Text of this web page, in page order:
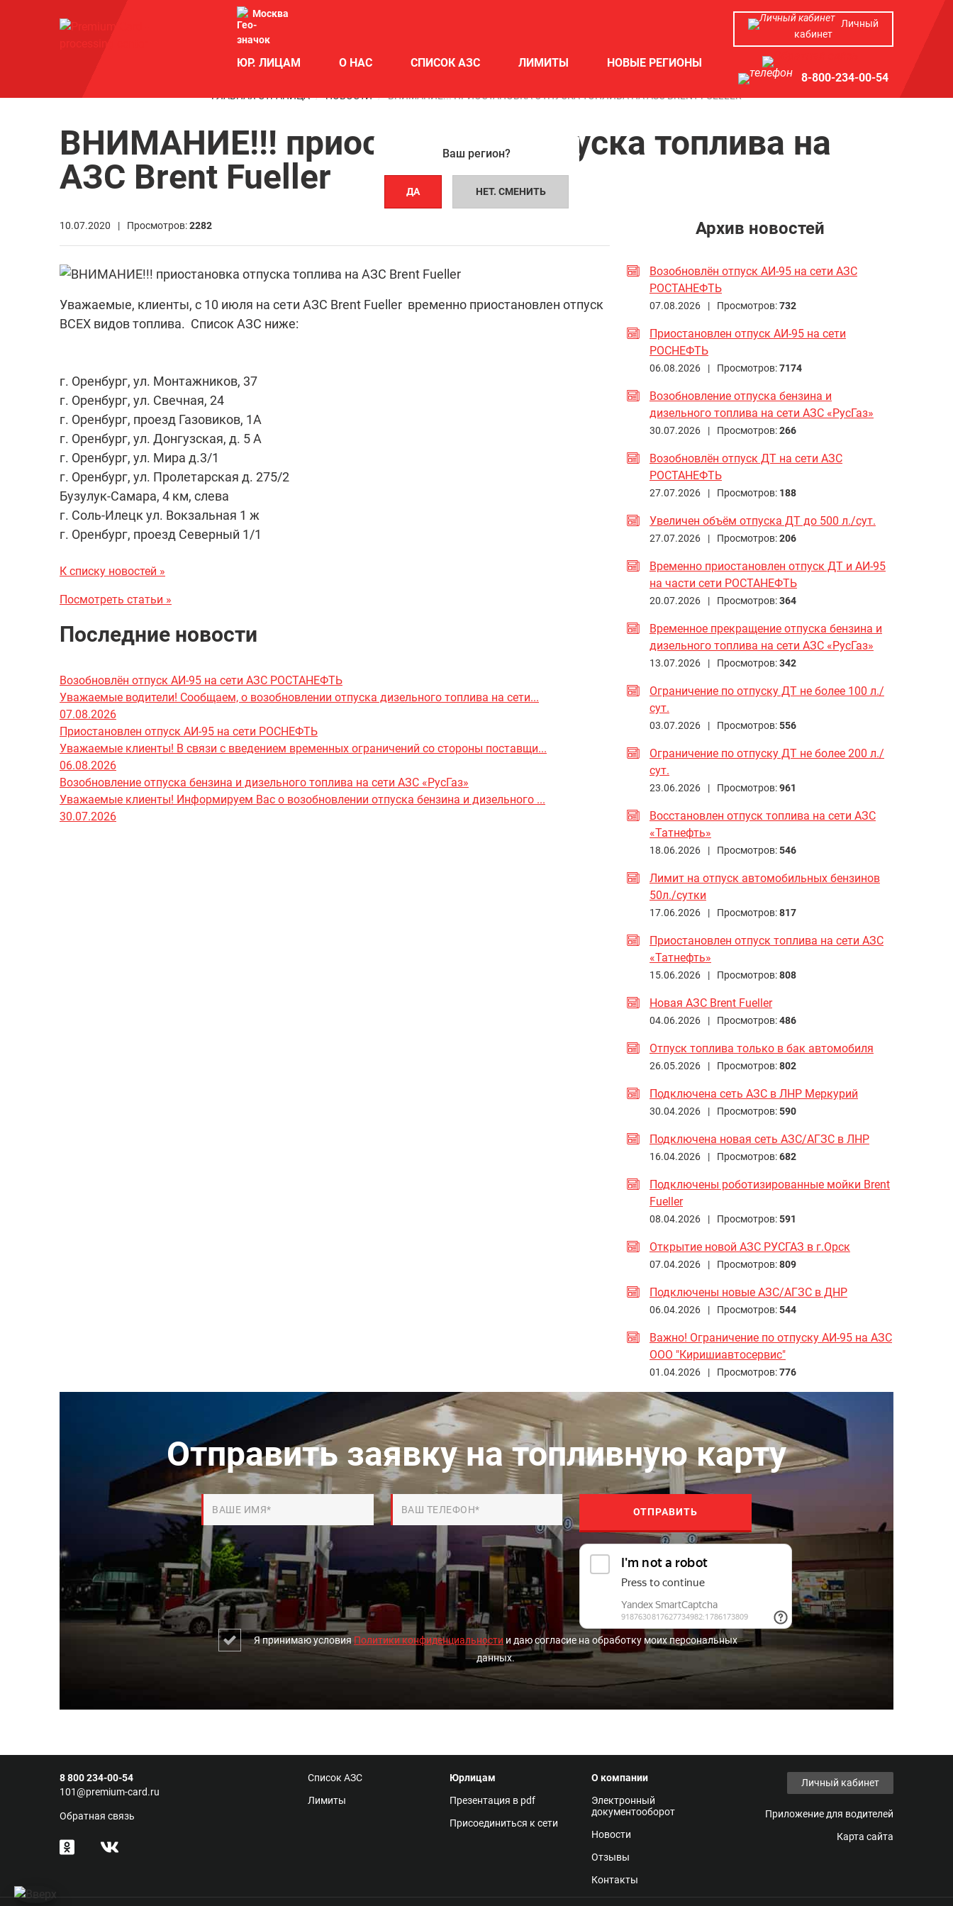
Ваш регион?
ДА НЕТ. СМЕНИТЬ
Москва
ЮР. ЛИЦАМ О НАС СПИСОК АЗС ЛИМИТЫ НОВЫЕ РЕГИОНЫ
Личный
кабинет
8-800-234-00-54
ГЛАВНАЯ СТРАНИЦА НОВОСТИ ВНИМАНИЕ!!! ПРИОСТАНОВКА ОТПУСКА ТОПЛИВА НА АЗС BRENT FUELLER
ВНИМАНИЕ!!! приостановка отпуска топлива на
АЗС Brent Fueller
10.07.2020 | Просмотров:2282
Уважаемые, клиенты, с 10 июля на сети АЗС Brent Fueller временно приостановлен отпуск
ВСЕХ видов топлива. Список АЗС ниже:
г. Оренбург, ул. Монтажников, 37
г. Оренбург, ул. Свечная, 24
г. Оренбург, проезд Газовиков, 1А
г. Оренбург, ул. Донгузская, д. 5 А
г. Оренбург, ул. Мира д.3/1
г. Оренбург, ул. Пролетарская д. 275/2
Бузулук-Самара, 4 км, слева
г. Соль-Илецк ул. Вокзальная 1 ж
г. Оренбург, проезд Северный 1/1
К списку новостей »
Посмотреть статьи »
Последние новости
Возобновлён отпуск АИ-95 на сети АЗС РОСТАНЕФТЬ
Уважаемые водители! Сообщаем, о возобновлении отпуска дизельного топлива на сети...
07.08.2026
Приостановлен отпуск АИ-95 на сети РОСНЕФТЬ
Уважаемые клиенты! В связи с введением временных ограничений со стороны поставщи...
06.08.2026
Возобновление отпуска бензина и дизельного топлива на сети АЗС «РусГаз»
Уважаемые клиенты! Информируем Вас о возобновлении отпуска бензина и дизельного ...
30.07.2026
Архив новостей
Возобновлён отпуск АИ-95 на сети АЗС
РОСТАНЕФТЬ
07.08.2026 | Просмотров:732
Приостановлен отпуск АИ-95 на сети
РОСНЕФТЬ
06.08.2026 | Просмотров:7174
Возобновление отпуска бензина и
дизельного топлива на сети АЗС «РусГаз»
30.07.2026 | Просмотров:266
Возобновлён отпуск ДТ на сети АЗС
РОСТАНЕФТЬ
27.07.2026 | Просмотров: 188
Увеличен объём отпуска ДТ до 500 л./сут.
27.07.2026 | Просмотров:206
Временно приостановлен отпуск ДТ и АИ-95
на части сети РОСТАНЕФТЬ
20.07.2026 | Просмотров:364
Временное прекращение отпуска бензина и
дизельного топлива на сети АЗС «РусГаз»
13.07.2026 | Просмотров:342
Ограничение по отпуску ДТ не более 100 л./
сут.
03.07.2026 | Просмотров:556
Ограничение по отпуску ДТ не более 200 л./
сут.
23.06.2026 | Просмотров:961
Восстановлен отпуск топлива на сети АЗС
«Татнефть»
18.06.2026 | Просмотров:546
Лимит на отпуск автомобильных бензинов
50л./сутки
17.06.2026 | Просмотров:817
Приостановлен отпуск топлива на сети АЗС
«Татнефть»
15.06.2026 | Просмотров:808
Новая АЗС Brent Fueller
04.06.2026 | Просмотров:486
Отпуск топлива только в бак автомобиля
26.05.2026 | Просмотров:802
Подключена сеть АЗС в ЛНР Меркурий
30.04.2026 | Просмотров:590
Подключена новая сеть АЗС/АГЗС в ЛНР
16.04.2026 | Просмотров:682
Подключены роботизированные мойки Brent
Fueller
08.04.2026 | Просмотров:591
Открытие новой АЗС РУСГАЗ в г.Орск
07.04.2026 | Просмотров:809
Подключены новые АЗС/АГЗС в ДНР
06.04.2026 | Просмотров:544
Важно! Ограничение по отпуску АИ-95 на АЗС
ООО "Киришиавтосервис"
01.04.2026 | Просмотров:776
Отправить заявку на топливную карту
Я принимаю условия Политики конфиденциальности и даю согласие на обработку моих персональных
данных.
8 800 234-00-54
101@premium-card.ru
Обратная связь
Список АЗС
Лимиты
Юрлицам
Презентация в pdf
Присоединиться к сети
О компании
Электронный
документооборот
Новости
Отзывы
Контакты
Личный кабинет
Приложение для водителей
Карта сайта